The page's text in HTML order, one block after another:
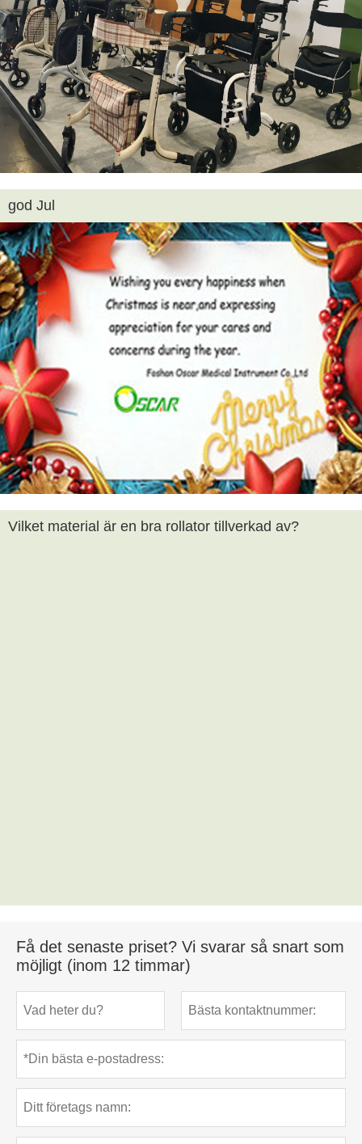
god Jul
Vilket material är en bra rollator tillverkad av?
Få det senaste priset? Vi svarar så snart som
möjligt (inom 12 timmar)